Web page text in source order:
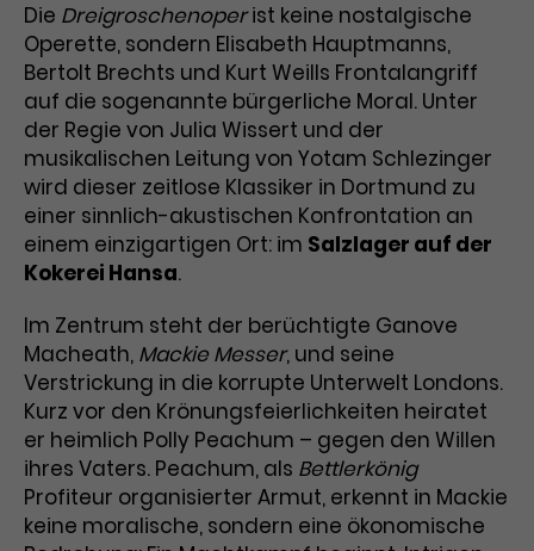
Name _gat_UA-63561367-1
Anbieter Google Analytics
Laufzeit 1 Minute
Das ist ein von Google Analytics
gesetztes Cookie. Bestimmte
Daten werden nur maximal einmal
pro Minute an Google Analytics
werden bestimmte
Datenübertragungen
unterbunden.
Anbieter Google / DoubleClick
Laufzeit 3 Monate
Zweck
Dieses Cookie wird verwendet, um
Nutzerinteraktionen mit
Werbeanzeigen zu messen und
Remarketing-Funktionen
bereitzustellen.
Name IDE
Anbieter Google / DoubleClick
Laufzeit 1 Jahr
Dieses Cookie dient der Anzeige
personalisierter Werbung und
Die Dreigroschenoperist keine nostalgische
Operette, sondern Elisabeth Hauptmanns,
Bertolt Brechts und Kurt Weills Frontalangriff
auf die sogenannte bürgerliche Moral. Unter
der Regie von Julia Wissert und der
musikalischen Leitung von Yotam Schlezinger
wird dieser zeitlose Klassiker in Dortmund zu
einer sinnlich-akustischen Konfrontation an
einem einzigartigen Ort: im Salzlager auf der
Kokerei Hansa.
Im Zentrum steht der berüchtigte Ganove
Macheath, Mackie Messer, und seine
Verstrickung in die korrupte Unterwelt Londons.
Kurz vor den Krönungsfeierlichkeiten heiratet
er heimlich Polly Peachum – gegen den Willen
ihres Vaters. Peachum, als Bettlerkönig
Profiteur organisierter Armut, erkennt in Mackie
keine moralische, sondern eine ökonomische